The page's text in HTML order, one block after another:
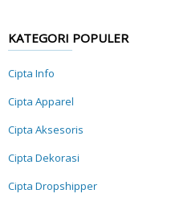
KATEGORI POPULER
Cipta Info
Cipta Apparel
Cipta Aksesoris
Cipta Dekorasi
Cipta Dropshipper